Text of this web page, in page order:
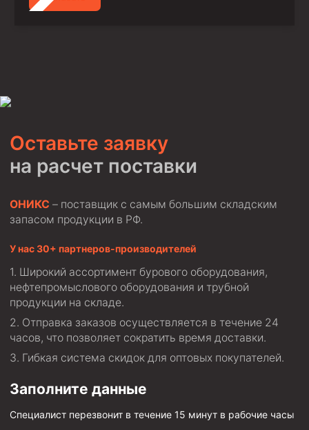
Оставьте заявку
на расчет поставки
ОНИКС – поставщик с самым большим складским
запасом продукции в РФ.
У нас 30+ партнеров-производителей
Широкий ассортимент бурового оборудования,
нефтепромыслового оборудования и трубной
продукции на складе.
Отправка заказов осуществляется в течение 24
часов, что позволяет сократить время доставки.
Гибкая система скидок для оптовых покупателей.
Заполните данные
Специалист перезвонит в течение 15 минут в рабочие часы